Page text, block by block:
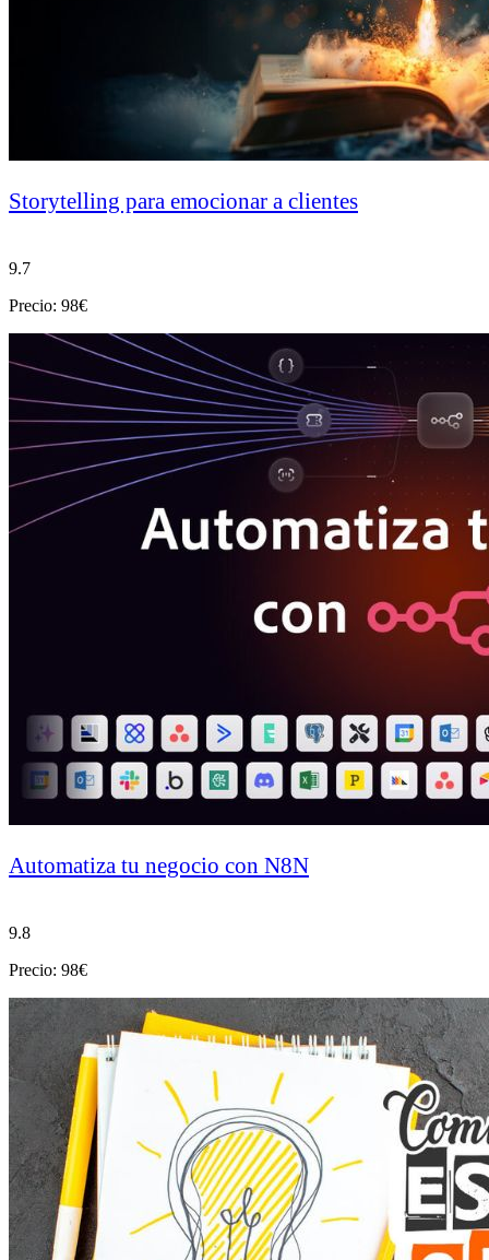
Storytelling para emocionar a clientes
9.7
Precio: 98€
Automatiza tu negocio con N8N
9.8
Precio: 98€